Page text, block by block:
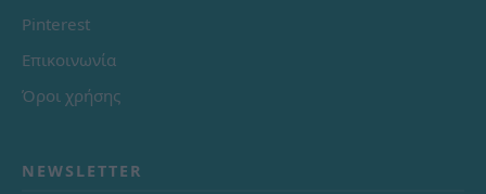
Pinterest
Επικοινωνία
Όροι χρήσης
NEWSLETTER